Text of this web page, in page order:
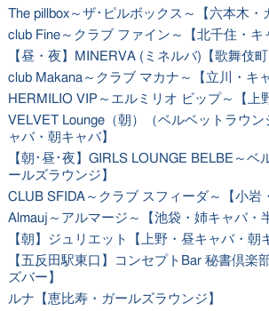
The pillbox～ザ･ピルボックス～【六本木・
club Fine～クラブ ファイン～【北千住・キ
【昼・夜】MINERVA (ミネルバ)【歌舞伎町
club Makana～クラブ マカナ～【立川・キ
HERMILIO VIP～エルミリオ ビップ～【上
VELVET Lounge（朝）（ベルベットラウ
ャバ・朝キャバ】
【朝･昼･夜】GIRLS LOUNGE BELBE～ベ
ールズラウンジ】
CLUB SFIDA～クラブ スフィーダ～【小岩
Almauj～アルマージ～【池袋・姉キャバ・
【朝】ジュリエット【上野・昼キャバ・朝
【五反田駅東口】コンセプトBar 秘書倶楽
ズバー】
ルナ【恵比寿・ガールズラウンジ】